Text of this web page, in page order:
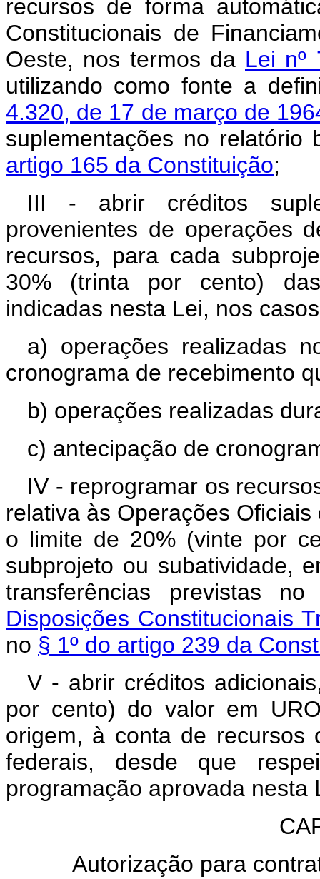
recursos de forma
Constitucionais de
Oeste, nos termos da Lei nº
utilizando como fonte a
4.320, de 17 de março de
suplementações no
artigo 165 da Constituição;
III - abrir créditos
provenientes de operações
recursos, para cada
30% (trinta por cento)
indicadas nesta Lei, nos
a) operações realizadas
cronograma de recebimento
b) operações realizadas
c) antecipação de
IV - reprogramar os
relativa às Operações
o limite de 20% (vinte por
subprojeto ou subatividade,
transferências previstas
Disposições Constitucionais
no § 1º do artigo 239 da
V - abrir créditos
por cento) do valor em
origem, à conta de recursos
federais, desde que
programação aprovada nesta
Autorização para